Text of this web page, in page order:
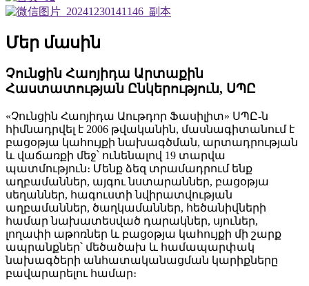
Մեր մասին
Չունցին Հաոյիդա Արտաքին
Հաստատության Ընկերություն, ՍՊԸ
«Չունցին Հաոյիդա Աութդոր Ֆասիլիտ» ՍՊԸ-ն
հիմնադրվել է 2006 թվականին, մասնագիտանում է
բացօթյա կահույքի նախագծման, արտադրության
և վաճառքի մեջ՝ ունենալով 19 տարվա
պատմություն։ Մենք ձեզ տրամադրում ենք
աղբամաններ, այգու նստարաններ, բացօթյա
սեղաններ, հագուստի նվիրատվության
աղբամաններ, ծաղկամաններ, հեծանիվների
համար նախատեսված դարակներ, սյուներ,
լողափի աթոռներ և բացօթյա կահույքի մի շարք
ապրանքներ՝ մեծածախ և համապարփակ
նախագծերի անհատականացման կարիքները
բավարարելու համար։